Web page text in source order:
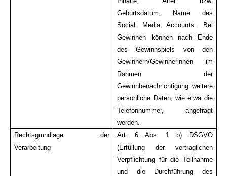
Geburtsdatum, Name des
Social Media Accounts. Bei
Gewinnen können nach Ende
des Gewinnspiels von den
Gewinnern/Gewinnerinnen im
Rahmen der
Gewinnbenachrichtigung weitere
persönliche Daten, wie etwa die
Telefonnummer, angefragt
werden.
Rechtsgrundlage der
Verarbeitung
Art. 6 Abs. 1 b) DSGVO
(Erfüllung der vertraglichen
Verpflichtung für die Teilnahme
und die Durchführung des